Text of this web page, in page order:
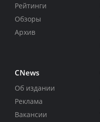
Рейтинги
Обзоры
Архив
CNews
Об издании
Реклама
Вакансии